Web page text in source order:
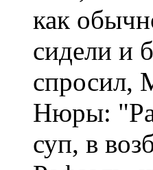
как
сидели и
спросил,
Нюры:
суп, в